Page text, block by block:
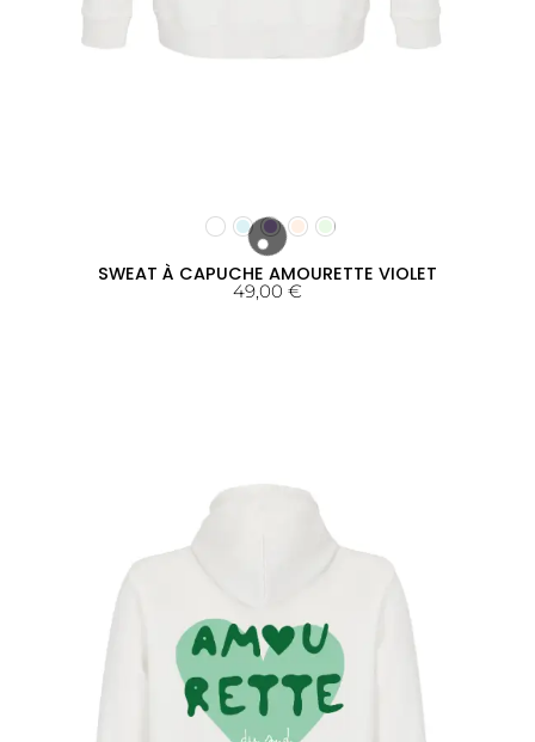
SWEAT À CAPUCHE AMOURETTE VIOLET
49,00 €